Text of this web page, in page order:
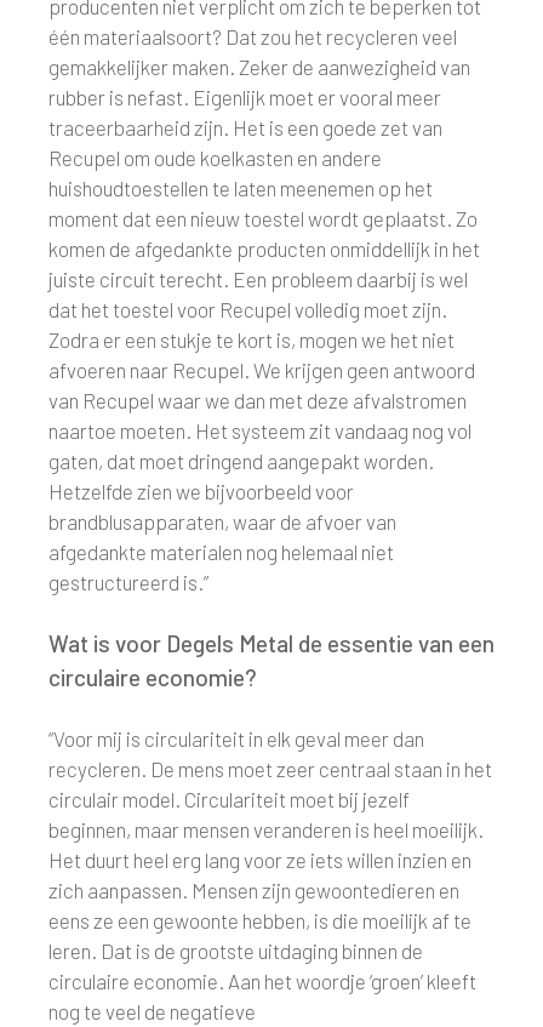
producenten niet verplicht om zich te beperken tot
één materiaalsoort? Dat zou het recycleren veel
gemakkelijker maken. Zeker de aanwezigheid van
rubber is nefast. Eigenlijk moet er vooral meer
traceerbaarheid zijn. Het is een goede zet van
Recupel om oude koelkasten en andere
huishoudtoestellen te laten meenemen op het
moment dat een nieuw toestel wordt geplaatst. Zo
komen de afgedankte producten onmiddellijk in het
juiste circuit terecht. Een probleem daarbij is wel
dat het toestel voor Recupel volledig moet zijn.
Zodra er een stukje te kort is, mogen we het niet
afvoeren naar Recupel. We krijgen geen antwoord
van Recupel waar we dan met deze afvalstromen
naartoe moeten. Het systeem zit vandaag nog vol
gaten, dat moet dringend aangepakt worden.
Hetzelfde zien we bijvoorbeeld voor
brandblusapparaten, waar de afvoer van
afgedankte materialen nog helemaal niet
gestructureerd is.”
Wat is voor Degels Metal de essentie van een
circulaire economie?
“Voor mij is circulariteit in elk geval meer dan
recycleren. De mens moet zeer centraal staan in het
circulair model. Circulariteit moet bij jezelf
beginnen, maar mensen veranderen is heel moeilijk.
Het duurt heel erg lang voor ze iets willen inzien en
zich aanpassen. Mensen zijn gewoontedieren en
eens ze een gewoonte hebben, is die moeilijk af te
leren. Dat is de grootste uitdaging binnen de
circulaire economie. Aan het woordje ‘groen’ kleeft
nog te veel de negatieve